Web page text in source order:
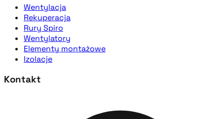
Wentylacja
Rekuperacja
Rury Spiro
Wentylatory
Elementy montażowe
Izolacje
Kontakt